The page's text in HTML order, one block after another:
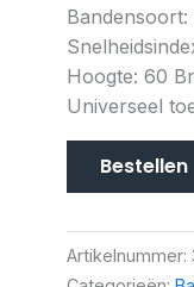
Hoogte: 60
Universeel
Bestellen
Artikelnummer: